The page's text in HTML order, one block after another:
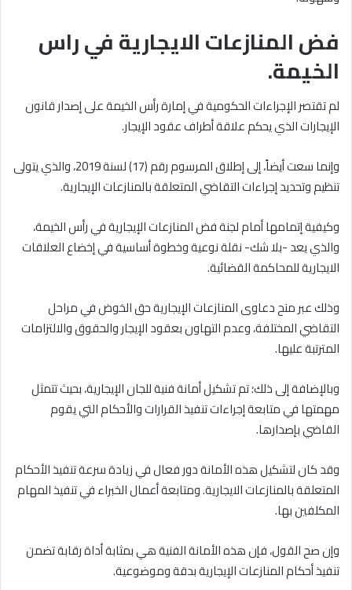
فض المنازعات الايجارية في راس
الخيمة.
لم تقتصر الإجراءات الحكومية في إمارة رأس الخيمة على إصدار قانون
الإيجارات الذي يحكم علاقة أطراف عقود الإيجار.
وإنما سعت أيضاً، إلى إطلاق المرسوم رقم (17) لسنة 2019، والذي يتولى
تنظيم وتحديد إجراءات التقاضي المتعلقة بالمنازعات الإيجارية.
وكيفية إتمامها أمام لجنة فض المنازعات الإيجارية في رأس الخيمة،
والذي يعد -بلا شك- نقلة نوعية وخطوة أساسية في إخضاع العلاقات
الايجارية للمحاكمة القضائية.
وذلك عبر منح دعاوى المنازعات الإيجارية حق الخوض في مراحل
التقاضي المختلفة، وعدم التهاون بعقود الإيجار والحقوق والالتزامات
المترتبة عليها.
وبالإضافة إلى ذلك؛ تم تشكيل أمانة فنية للجان الإيجارية، بحيث تتمثل
مهمتها في متابعة إجراءات تنفيذ القرارات والأحكام التي يقوم
القاضي بإصدارها.
وقد كان لتشكيل هذه الأمانة دور فعال في زيادة سرعة تنفيذ الأحكام
المتعلقة بالمنازعات الايجارية. ومتابعة أعمال الخبراء في تنفيذ المهام
المكلفين بها.
وإن صح القول، فإن هذه الأمانة الفنية هي بمثابة أداة رقابة تضمن
تنفيذ أحكام المنازعات الإيجارية بدقة وموضوعية.